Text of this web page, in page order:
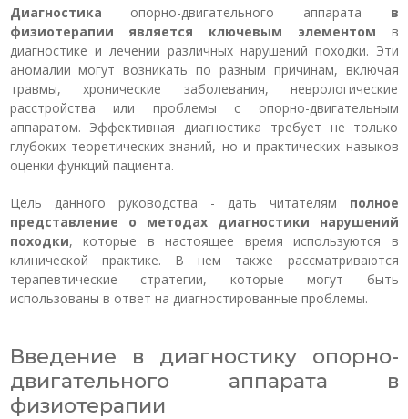
Диагностика опорно-двигательного аппарата в
физиотерапии является ключевым элементом в
диагностике и лечении различных нарушений походки. Эти
аномалии могут возникать по разным причинам, включая
травмы, хронические заболевания, неврологические
расстройства или проблемы с опорно-двигательным
аппаратом. Эффективная диагностика требует не только
глубоких теоретических знаний, но и практических навыков
оценки функций пациента.
Цель данного руководства - дать читателям полное
представление о методах диагностики нарушений
походки, которые в настоящее время используются в
клинической практике. В нем также рассматриваются
терапевтические стратегии, которые могут быть
использованы в ответ на диагностированные проблемы.
Введение в диагностику опорно-
двигательного аппарата в
физиотерапии